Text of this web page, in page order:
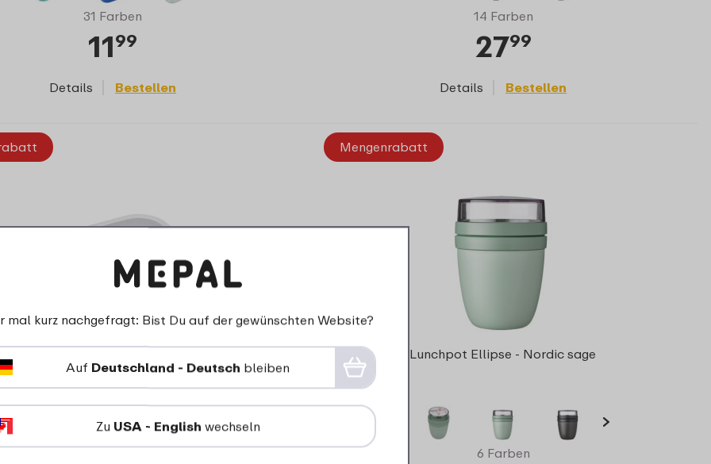
31 Farben
1199
Details Bestellen
14 Farben
2799
Details Bestellen
31 Farben
Mengenrabatt
Lunchpot Ellipse - Nordic sage
6 Farben
mal kurz nachgefragt: Bist Du auf der gewünschten Website?
Auf Deutschland - Deutsch bleiben
Zu USA - English wechseln